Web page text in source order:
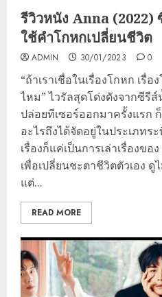
รีวิวหนัง Anna
ใช้คำโกหกเปลี่ยนชีวิต
ADMIN 30/01/2023 0
“ถ้าเราเชื่อในเรื่องโกหก เรื่
ไหม” ไวรัลสุดโด่งดังจากซีรี
ปล่อยทีเซอร์ออกมาครั้งแรก
อะไรถึงได้จัดอยู่ในประเภท
เรื่องก็แค่เป็นการเล่าเรื่องข
เพื่อเปลี่ยนชะตาชีวิตตัวเอง
แต่...
READ MORE